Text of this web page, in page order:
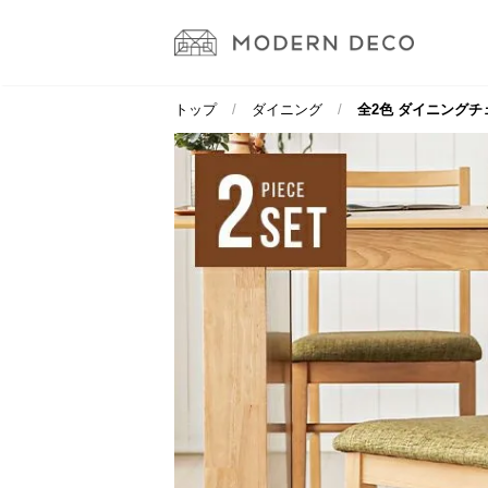
トップ ダイニング 全2色 ダイニング